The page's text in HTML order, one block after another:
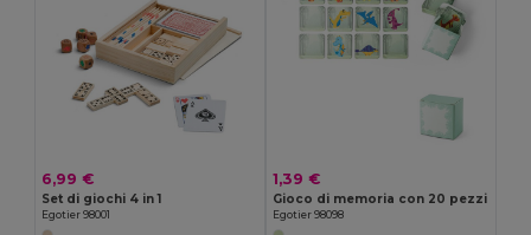
6,99 €
Set di giochi 4 in 1
Egotier 98001
1,39 €
Gioco di memoria con 20 pezzi
Egotier 98098